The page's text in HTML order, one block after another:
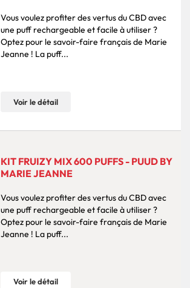
Vous voulez profiter des vertus du CBD avec
une puff rechargeable et facile à utiliser ?
Optez pour le savoir-faire français de Marie
Jeanne ! La puff...
Voir le détail
KIT FRUIZY MIX 600 PUFFS - PUUD BY
MARIE JEANNE
Vous voulez profiter des vertus du CBD avec
une puff rechargeable et facile à utiliser ?
Optez pour le savoir-faire français de Marie
Jeanne ! La puff...
Voir le détail